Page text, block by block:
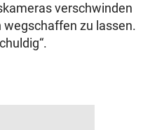
verschwinden
zu lassen.